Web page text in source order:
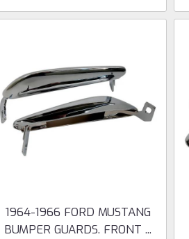
1964-1966 FORD MUSTANG
BUMPER GUARDS. FRONT ...